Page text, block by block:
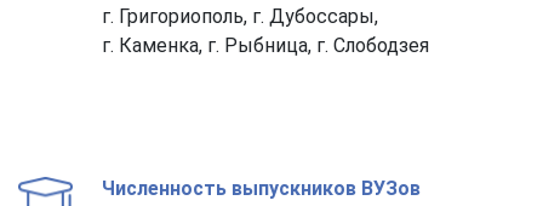
г. Григориополь, г. Дубоссары,
г. Каменка, г. Рыбница, г. Слободзея
Численность выпускников ВУЗов